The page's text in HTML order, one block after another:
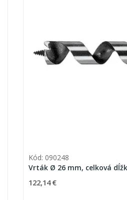
Kód: 090248
Vrták Ø 26 mm, celková
122,14 €